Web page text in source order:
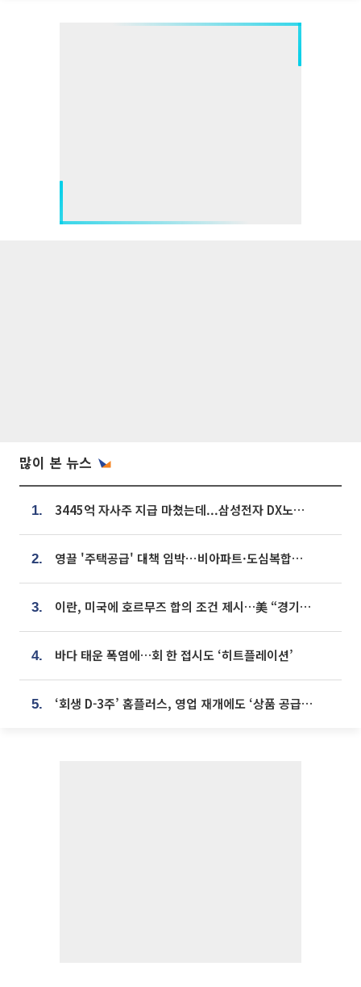
많이 본 뉴스
1. 3445억 자사주 지급 마쳤는데...삼성전자 DX노조, 뒤늦은 '떼쓰기 집회'
2. 영끌 '주택공급' 대책 임박⋯비아파트·도심복합까지 총동원
3. 이란, 미국에 호르무즈 합의 조건 제시…美 “경기 아직 안 끝나” [종합]
4. 바다 태운 폭염에…회 한 접시도 ‘히트플레이션’
5. ‘회생 D-3주’ 홈플러스, 영업 재개에도 ‘상품 공급망’ 복구가 생존 관건